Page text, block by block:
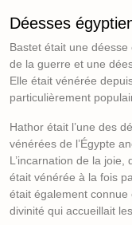
Déesses
Bastet était une
de la guerre et une
Elle était vénérée
particulièrement
Hathor était l’une des
vénérées de l’Égypte
L’incarnation de la joie,
était vénérée à la fois
était également
divinité qui accueillait